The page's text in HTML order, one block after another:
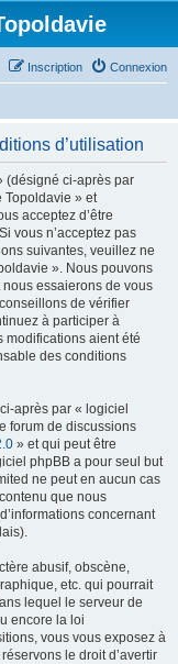
Connexion
Inscription
d’utilisation
(désigné ci-après par
Topoldavie » et
acceptez d’être
vous n’acceptez pas
suivantes, veuillez ne
». Nous pouvons
essaierons de vous
de vérifier
à participer à
modifications aient été
des conditions
après par « logiciel
forum de discussions
» et qui peut être
phpBB a pour seul but
ne peut en aucun cas
que nous
concernant
abusif, obscène,
etc. qui pourrait
lequel le serveur de
encore la loi
vous vous exposez à
le droit d’avertir